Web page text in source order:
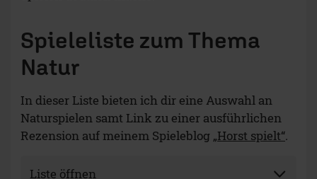
Zu unserem Spieleblog „Horst spielt“
Dossier zum Thema: „Schöpfung“